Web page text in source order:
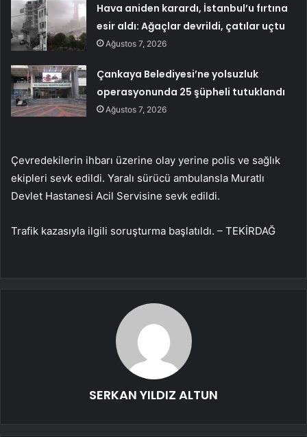
Hava aniden karardı, İstanbul’u fırtına
esir aldı: Ağaçlar devrildi, çatılar uçtu
Ağustos 7, 2026
Çankaya Belediyesi’ne yolsuzluk
operasyonunda 25 şüpheli tutuklandı
Ağustos 7, 2026
Çevredekilerin ihbarı üzerine olay yerine polis ve sağlık
ekipleri sevk edildi. Yaralı sürücü ambulansla Muratlı
Devlet Hastanesi Acil Servisine sevk edildi.
Trafik kazasıyla ilgili soruşturma başlatıldı. – TEKİRDAĞ
SERKAN YILDIZ ALTUN